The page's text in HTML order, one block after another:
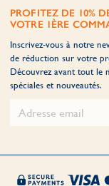
PROFITEZ DE 10%
VOTRE 1ÈRE
Inscrivez-vous à notre
de réduction sur votre
Découvrez avant tout le
spéciales et nouveautés.